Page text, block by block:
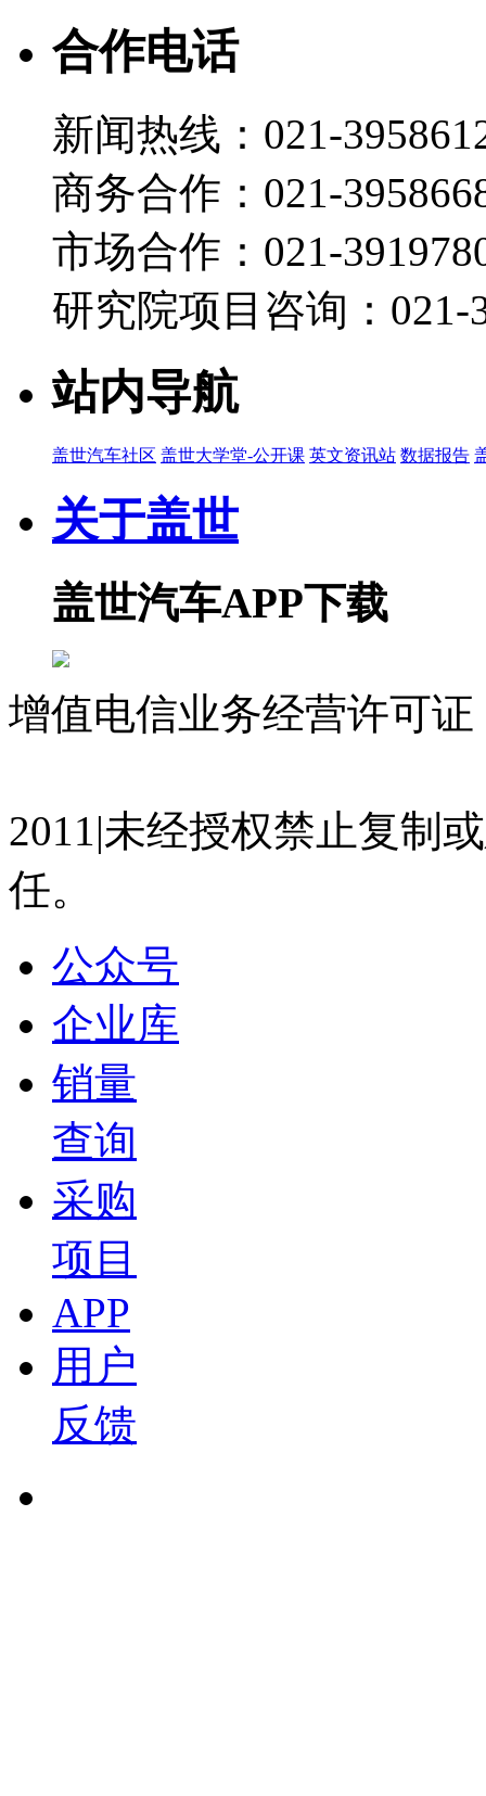
宋超
2026-07-10 07:00
“具身智造，自由节拍” 海康机器人Hikrobot参展
17:57
宋超
2026-07-07 07:00
自动驾驶跑纽北很厉害吗？
宋超
法拉利LUCE不如20万国产电动？技术详解LUCE
宋超
2026-06-12 09:40
05:52
2026-06-09 12:00
宋超
2026-05-28 16:19
宋超
03:33
宋超
2026-05-15 14:19
06:44
Tech Talk | 探索车用碳纤维零部件无限潜能，艾
2026-05-07 07:00
10:41
Tech Talk | 从核心三电到高阶智驾，打卡星驱科技
宋超
2026-05-06 12:00
合作电话
新闻热线：021-
商务合作：021-
市场合作：021-
研究院项目咨询：021-
站内导航
盖世汽车社区 盖世大学堂-公开课 英文资讯站 数据报告
关于盖世
盖世汽车APP下载
增值电信业务经营许可
2011|未经授权禁止复制
任。
公众号
企业库
销量
查询
采购
项目
APP
用户
反馈